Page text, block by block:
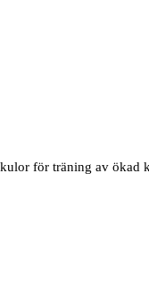
för träning av ökad